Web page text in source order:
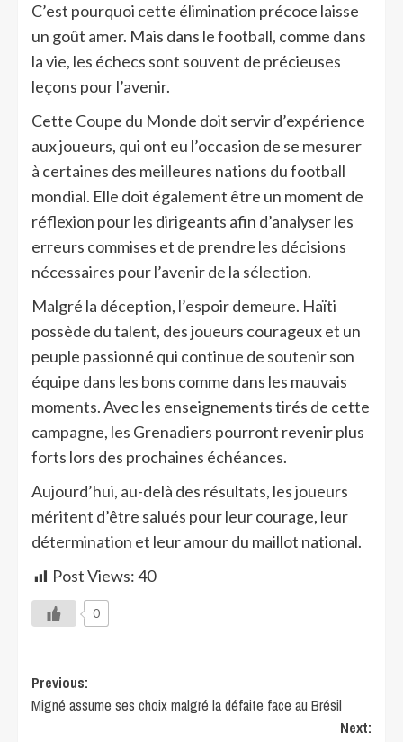
C’est pourquoi cette élimination précoce laisse
un goût amer. Mais dans le football, comme dans
la vie, les échecs sont souvent de précieuses
leçons pour l’avenir.
Cette Coupe du Monde doit servir d’expérience
aux joueurs, qui ont eu l’occasion de se mesurer
à certaines des meilleures nations du football
mondial. Elle doit également être un moment de
réflexion pour les dirigeants afin d’analyser les
erreurs commises et de prendre les décisions
nécessaires pour l’avenir de la sélection.
Malgré la déception, l’espoir demeure. Haïti
possède du talent, des joueurs courageux et un
peuple passionné qui continue de soutenir son
équipe dans les bons comme dans les mauvais
moments. Avec les enseignements tirés de cette
campagne, les Grenadiers pourront revenir plus
forts lors des prochaines échéances.
Aujourd’hui, au-delà des résultats, les joueurs
méritent d’être salués pour leur courage, leur
détermination et leur amour du maillot national.
Post Views:40
0
Previous:
Migné assume ses choix malgré la défaite face au Brésil
Next: